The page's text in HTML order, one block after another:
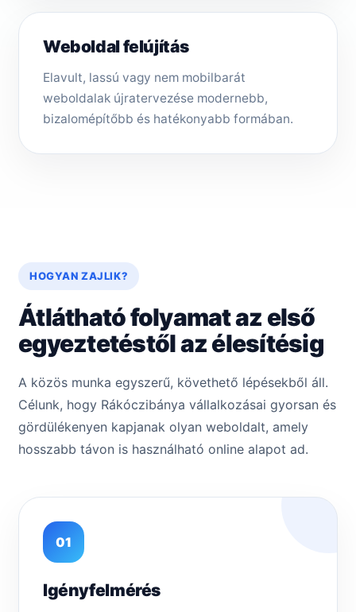
Weboldal felújítás
Elavult, lassú vagy nem mobilbarát
weboldalak újratervezése modernebb,
bizalomépítőbb és hatékonyabb formában.
HOGYAN ZAJLIK?
Átlátható folyamat az első
egyeztetéstől az élesítésig
A közös munka egyszerű, követhető lépésekből áll.
Célunk, hogy Rákóczibánya vállalkozásai gyorsan és
gördülékenyen kapjanak olyan weboldalt, amely
hosszabb távon is használható online alapot ad.
01
Igényfelmérés